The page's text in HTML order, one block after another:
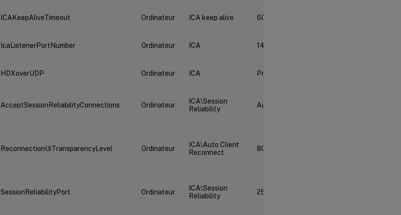
ICAKeepAliveTimeout Ordinateur ICA keep alive 60 secondes
IcaListenerPortNumber Ordinateur ICA 1494
HDXoverUDP Ordinateur ICA Préféré(2)
AcceptSessionReliabilityConnections Ordinateur
ICA\Session
Reliability
Autorisé(1)
ReconnectionUiTransparencyLevel Ordinateur
ICA\Auto Client
Reconnect
80 %
SessionReliabilityPort Ordinateur
ICA\Session
Reliability
2598